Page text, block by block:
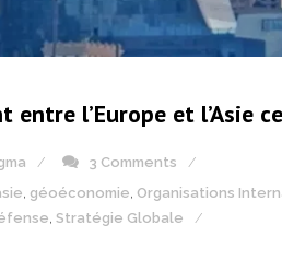
entre l’Europe et l’Asie
3 Comments
géoéconomie Organisations
Stratégie Globale